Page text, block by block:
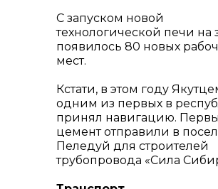
С запуском новой
технологической печи на
появилось 80 новых
мест.
Кстати, в этом году
одним из первых в
принял навигацию.
цемент отправили в
Пеледуй для строителей
трубопровода «Сила